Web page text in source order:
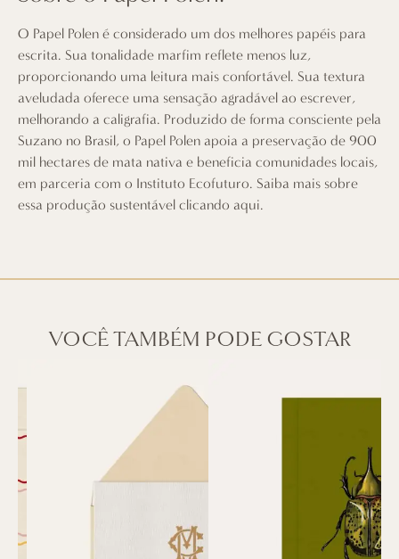
O Papel Polen é considerado um dos melhores papéis para
escrita. Sua tonalidade marfim reflete menos luz,
proporcionando uma leitura mais confortável. Sua textura
aveludada oferece uma sensação agradável ao escrever,
melhorando a caligrafia. Produzido de forma consciente pela
Suzano no Brasil, o Papel Polen apoia a preservação de 900
mil hectares de mata nativa e beneficia comunidades locais,
em parceria com o Instituto Ecofuturo. Saiba mais sobre
essa produção sustentável clicando aqui.
VOCÊ TAMBÉM PODE GOSTAR